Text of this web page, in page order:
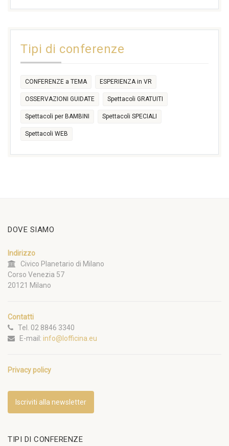
17:30
Tipi di conferenze
CONFERENZE a TEMA ESPERIENZA in VR
OSSERVAZIONI GUIDATE Spettacoli GRATUITI
Spettacoli per BAMBINI Spettacoli SPECIALI
Spettacoli WEB
DOVE SIAMO
Indirizzo
Civico Planetario di Milano
Corso Venezia 57
20121 Milano
Contatti
Tel. 02 8846 3340
E-mail: info@lofficina.eu
Privacy policy
Iscriviti alla newsletter
TIPI DI CONFERENZE